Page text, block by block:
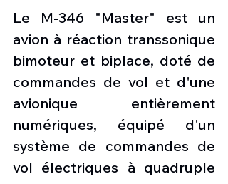
Le M-346 "Master" est un
avion à réaction transsonique
bimoteur et biplace, doté de
commandes de vol et d'une
avionique entièrement
numériques, équipé d'un
système de commandes de
vol électriques à quadruple